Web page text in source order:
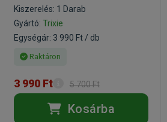
Kiszerelés: 1 Darab
Gyártó: Trixie
Egységár: 3 990 Ft / db
Raktáron
3 990 Ft 5 700 Ft
Kosárba